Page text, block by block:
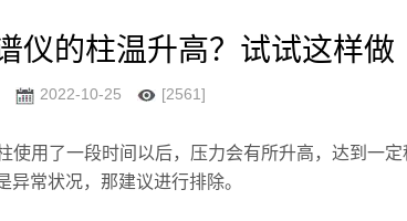
仪的柱温升高？试试这样做
2022-10-25 [2561]
使用了一段时间以后，压力会有所升高，达到一
常状况，那建议进行排除。